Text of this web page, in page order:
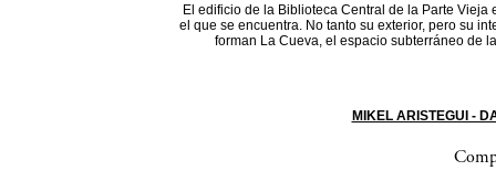
El edificio de la Biblioteca Central de la Parte
el que se encuentra. No tanto su exterior, pero su
forman La Cueva, el espacio subterráneo de
MIKEL ARISTEGUI -